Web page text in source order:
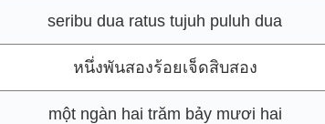
seribu dua ratus tujuh puluh dua
หนึ่งพันสองร้อยเจ็ดสิบสอง
một ngàn hai trăm bảy mươi hai